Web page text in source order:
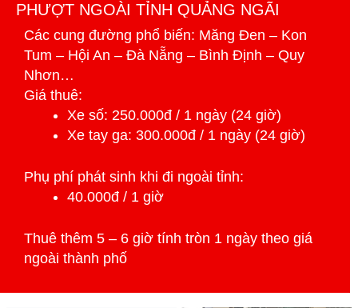
PHƯỢT NGOÀI TỈNH QUẢNG NGÃI
Các cung đường phổ biến: Măng Đen – Kon
Tum – Hội An – Đà Nẵng – Bình Định – Quy
Nhơn…
Giá thuê:
Xe số: 250.000đ / 1 ngày (24 giờ)
Xe tay ga: 300.000đ / 1 ngày (24 giờ)
Phụ phí phát sinh khi đi ngoài tỉnh:
40.000đ / 1 giờ
Thuê thêm 5 – 6 giờ tính tròn 1 ngày theo giá
ngoài thành phố